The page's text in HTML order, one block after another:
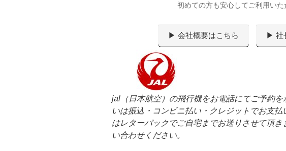
初めての方も安心してご利用いた
▶ 会社概要はこちら ▶ 社
jal（日本航空）の飛行機をお電話にてご予約
いは振込・コンビニ払い・クレジットでお支払
はレターパックでご自宅までお送りさせて頂
い合わせください。